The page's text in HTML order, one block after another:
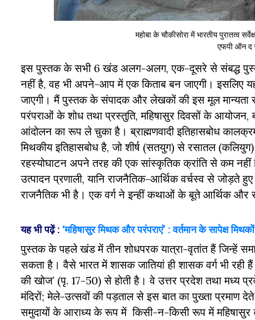
महोबा के चौकीसोरा में भारतीय पुरातत्व
एफपी ऑन द
इस पुस्तक के सभी 6 खंड अलग-अलग, एक-दूसरे से संबद्ध
नहीं है, वह भी अपने-आप में एक किताब बन जाएगी। इसलिए
जाएगी। मैं पुस्तक के संपादक और लेखकों की इस मूल मान्यता
परंपराओं के शोध तथा प्रस्तुति, महिषासुर दिवसों के आयोजन,
आंदोलन का रूप ले चुका है। ब्राह्मणवादी इतिहासबोध
मिथकीय इतिहासबोध है, जो शीर्ष (सतयुग) से रसातल
रहस्योघाटन अपने तरह की एक सांस्कृतिक क्रांति से कम
उत्पादन प्रणाली, यानि राजनैतिक-आर्थिक वर्चस्व से जोड़ते
राजनैतिक भी है। एक वर्ग ने इन्हीं कथाओं के बूते आर्थिक और
यह भी पढ़ें : ‘महिषासुर मिथक और परंपराएं’ : वर्तमान के सापेक्ष
पुस्तक के पहले खंड में तीन शोधपरक यात्रा-वृतांत हैं जिन्हें
सकता है। वैसे भारत में शासक जातियां ही शासक वर्ग भी
की खोज’ (पृ. 17-50) से होती है। वे उत्तर प्रदेश तथा मध्य
मंदिरों; मेले-उत्सवों की पड़ताल से इस बात का पुख्ता प्रमाण
समुदायों के आराध्य के रूप में किसी-न-किसी रूप में महिषासुर